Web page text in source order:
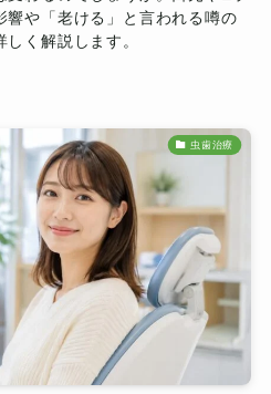
響や「老ける」と言われる噂の
く解説します。
虫歯治療